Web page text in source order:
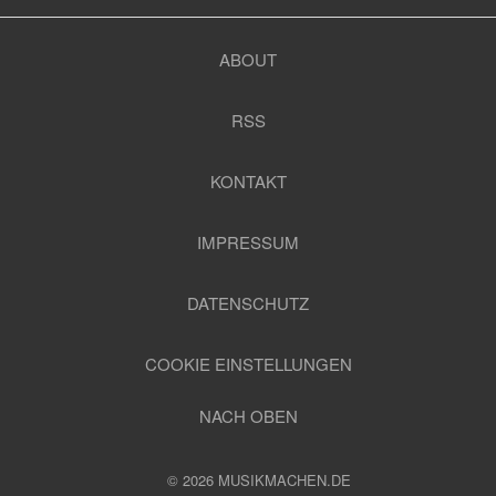
ABOUT
RSS
KONTAKT
IMPRESSUM
DATENSCHUTZ
COOKIE EINSTELLUNGEN
NACH OBEN
© 2026 MUSIKMACHEN.DE